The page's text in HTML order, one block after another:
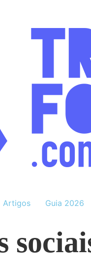
Artigos Guia 2026